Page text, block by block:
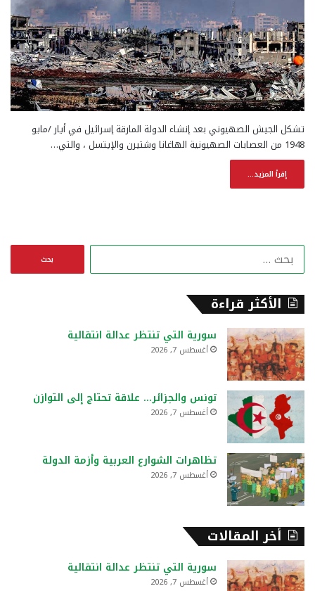
تشكل الجيش الصهيوني بعد إنشاء الدولة المارقة إسرائيل في أيار /مايو
1948 من العصابات الصهيونية الهاغانا وشتيرن والإيتسل ، والتي…
إقرأ المزيد...
ن
الأكثر قراءة
سورية التي تنتظر عدالة انتقالية
أغسطس 7, 2026
تونس والجزائر… علاقة تحتاج إلى التوازن
أغسطس 7, 2026
تظاهرات الشوارع العربية وأزمة الدولة
أغسطس 7, 2026
أخر المقالات
سورية التي تنتظر عدالة انتقالية
أغسطس 7, 2026